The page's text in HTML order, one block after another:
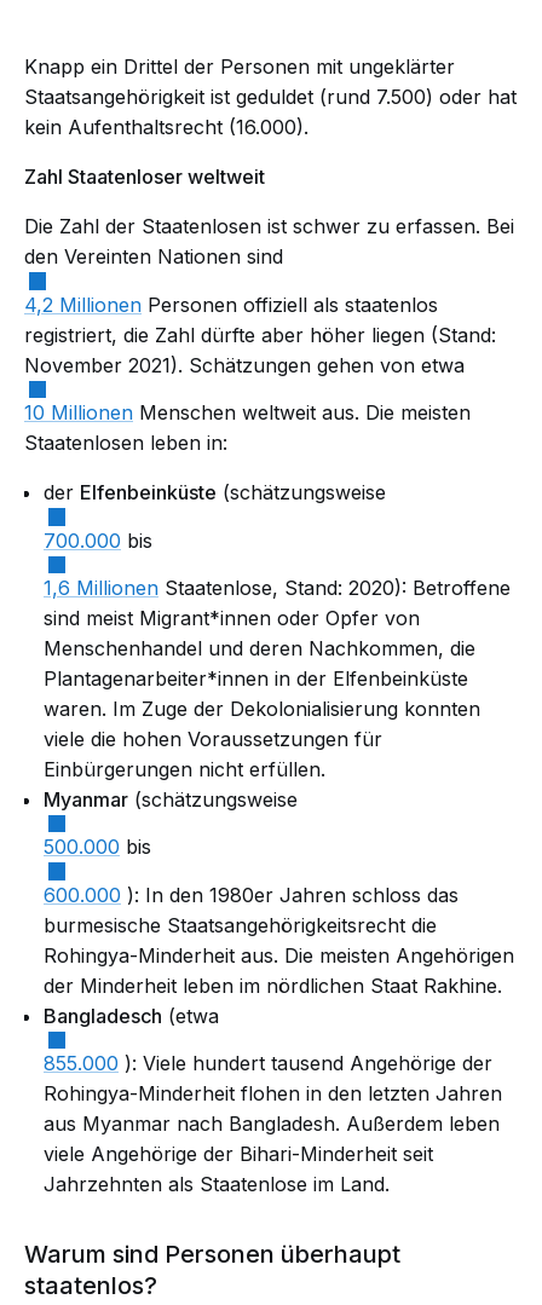
Knapp ein Drittel der Personen mit ungeklärter
Staatsangehörigkeit ist geduldet (rund 7.500) oder hat
kein Aufenthaltsrecht (16.000).
Zahl Staatenloser weltweit
Die Zahl der Staatenlosen ist schwer zu erfassen. Bei
den Vereinten Nationen sind
4,2 Millionen Personen offiziell als staatenlos
registriert, die Zahl dürfte aber höher liegen (Stand:
November 2021). Schätzungen gehen von etwa
10 Millionen Menschen weltweit aus. Die meisten
Staatenlosen leben in:
der Elfenbeinküste (schätzungsweise
700.000 bis
1,6 Millionen Staatenlose, Stand: 2020): Betroffene
sind meist Migrant*innen oder Opfer von
Menschenhandel und deren Nachkommen, die
Plantagenarbeiter*innen in der Elfenbeinküste
waren. Im Zuge der Dekolonialisierung konnten
viele die hohen Voraussetzungen für
Einbürgerungen nicht erfüllen.
Myanmar (schätzungsweise
500.000 bis
600.000 ): In den 1980er Jahren schloss das
burmesische Staatsangehörigkeitsrecht die
Rohingya-Minderheit aus. Die meisten Angehörigen
der Minderheit leben im nördlichen Staat Rakhine.
Bangladesch (etwa
855.000 ): Viele hundert tausend Angehörige der
Rohingya-Minderheit flohen in den letzten Jahren
aus Myanmar nach Bangladesh. Außerdem leben
viele Angehörige der Bihari-Minderheit seit
Jahrzehnten als Staatenlose im Land.
Warum sind Personen überhaupt
staatenlos?